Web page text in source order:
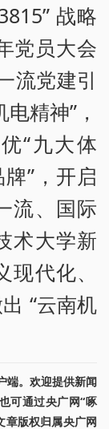
战略
党员大会
流党建引
精神”，
“九大体
”，开启
流、国际
术大学新
代化、
“云南机
端。欢迎提供新闻
可通过央广网“啄
章版权归属央广网